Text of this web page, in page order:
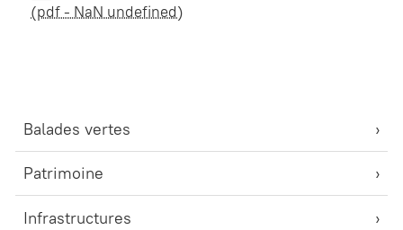
Balades vertes
Patrimoine
Infrastructures
(pdf - NaN undefined)